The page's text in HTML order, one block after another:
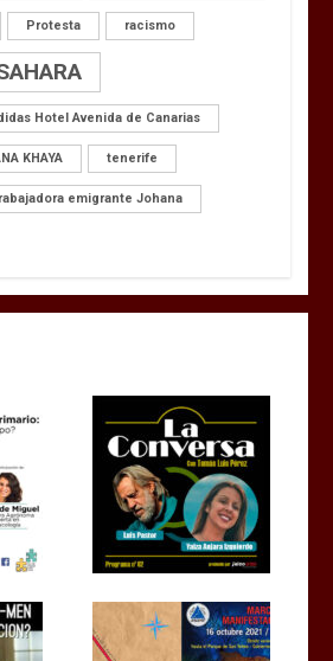
Protesta racismo
Hotel Avenida de Canarias
KHAYA tenerife
emigrante Johana